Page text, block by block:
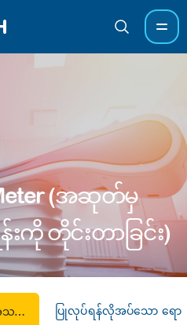
(အဆုတ်မှ
တိုင်းတာခြင်း)
Peak Flow Meter (အဆုတ်မှ အသက်ရှူထုတ်နှုန်းကို တိုင်းတာခြင်း) ပြုလုပ်ရန်လိုအပ်သော ရောဂ